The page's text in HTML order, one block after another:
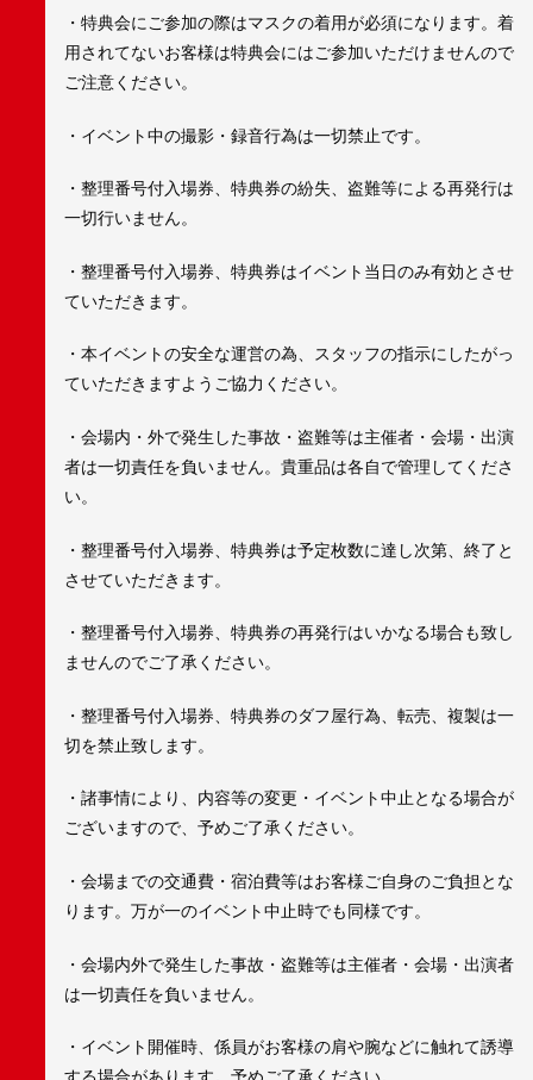
・特典会にご参加の際はマスクの着用が必須になります。着
用されてないお客様は特典会にはご参加いただけませんので
ご注意ください。
・イベント中の撮影・録音行為は一切禁止です。
・整理番号付入場券、特典券の紛失、盗難等による再発行は
一切行いません。
・整理番号付入場券、特典券はイベント当日のみ有効とさせ
ていただきます。
・本イベントの安全な運営の為、スタッフの指示にしたがっ
ていただきますようご協力ください。
・会場内・外で発生した事故・盗難等は主催者・会場・出演
者は一切責任を負いません。貴重品は各自で管理してくださ
い。
・整理番号付入場券、特典券は予定枚数に達し次第、終了と
させていただきます。
・整理番号付入場券、特典券の再発行はいかなる場合も致し
ませんのでご了承ください。
・整理番号付入場券、特典券のダフ屋行為、転売、複製は一
切を禁止致します。
・諸事情により、内容等の変更・イベント中止となる場合が
ございますので、予めご了承ください。
・会場までの交通費・宿泊費等はお客様ご自身のご負担とな
ります。万が一のイベント中止時でも同様です。
・会場内外で発生した事故・盗難等は主催者・会場・出演者
は一切責任を負いません。
・イベント開催時、係員がお客様の肩や腕などに触れて誘導